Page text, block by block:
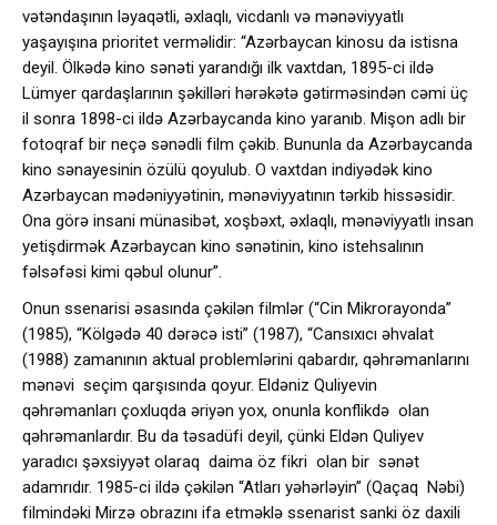
vətəndaşının ləyaqətli, əxlaqlı, vicdanlı və mənəviyyatlı
yaşayışına prioritet verməlidir: “Azərbaycan kinosu da istisna
deyil. Ölkədə kino sənəti yarandığı ilk vaxtdan, 1895-ci ildə
Lümyer qardaşlarının şəkilləri hərəkətə gətirməsindən cəmi üç
il sonra 1898-ci ildə Azərbaycanda kino yaranıb. Mişon adlı bir
fotoqraf bir neçə sənədli film çəkib. Bununla da Azərbaycanda
kino sənayesinin özülü qoyulub. O vaxtdan indiyədək kino
Azərbaycan mədəniyyətinin, mənəviyyatının tərkib hissəsidir.
Ona görə insani münasibət, xoşbəxt, əxlaqlı, mənəviyyatlı insan
yetişdirmək Azərbaycan kino sənətinin, kino istehsalının
fəlsəfəsi kimi qəbul olunur”.
Onun ssenarisi əsasında çəkilən filmlər (“Cin Mikrorayonda”
(1985), “Kölgədə 40 dərəcə isti” (1987), “Cansıxıcı əhvalat
(1988) zamanının aktual problemlərini qabardır, qəhrəmanlarını
mənəvi seçim qarşısında qoyur. Eldəniz Quliyevin
qəhrəmanları çoxluqda əriyən yox, onunla konflikdə olan
qəhrəmanlardır. Bu da təsadüfi deyil, çünki Eldən Quliyev
yaradıcı şəxsiyyət olaraq daima öz fikri olan bir sənət
adamrıdır. 1985-ci ildə çəkilən “Atları yəhərləyin” (Qaçaq Nəbi)
filmindəki Mirzə obrazını ifa etməklə ssenarist sanki öz daxili